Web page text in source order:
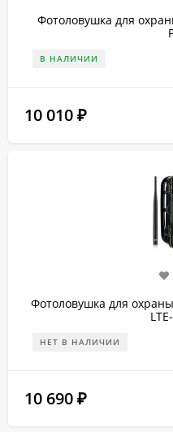
Фотоловушка для
В НАЛИЧИИ
10 010 ₽
Фотоловушка для
НЕТ В НАЛИЧИИ
10 690 ₽